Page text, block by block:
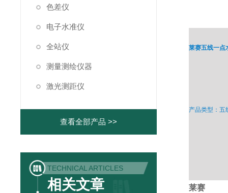
色差仪
电子水准仪
全站仪
测量测绘仪器
激光测距仪
查看全部产品 >>
TECHNICAL ARTICLES
相关文章
莱赛五线一点
产品类型：五
莱赛